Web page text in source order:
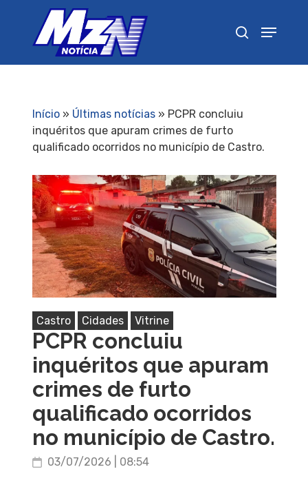
Início» Últimas notícias» PCPR concluiu
inquéritos que apuram crimes de furto
qualificado ocorridos no município de Castro.
Castro Cidades Vitrine
PCPR concluiu
inquéritos que apuram
crimes de furto
qualificado ocorridos
no município de Castro.
03/07/2026 | 08:54